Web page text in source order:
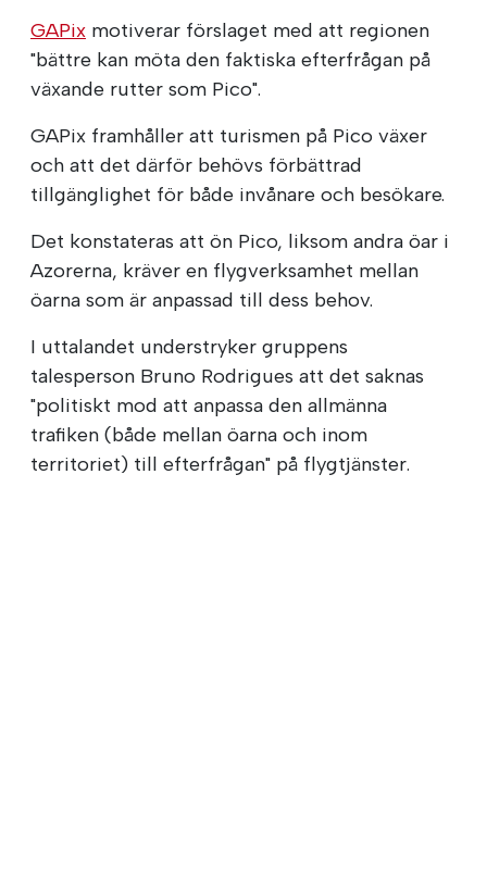
GAPix motiverar förslaget med att regionen
"bättre kan möta den faktiska efterfrågan på
växande rutter som Pico".
GAPix framhåller att turismen på Pico växer
och att det därför behövs förbättrad
tillgänglighet för både invånare och besökare.
Det konstateras att ön Pico, liksom andra öar i
Azorerna, kräver en flygverksamhet mellan
öarna som är anpassad till dess behov.
I uttalandet understryker gruppens
talesperson Bruno Rodrigues att det saknas
"politiskt mod att anpassa den allmänna
trafiken (både mellan öarna och inom
territoriet) till efterfrågan" på flygtjänster.